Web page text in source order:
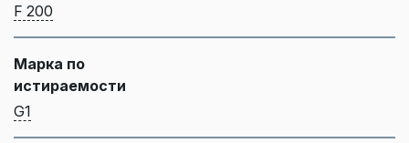
F 200
Марка по
истираемости
G1